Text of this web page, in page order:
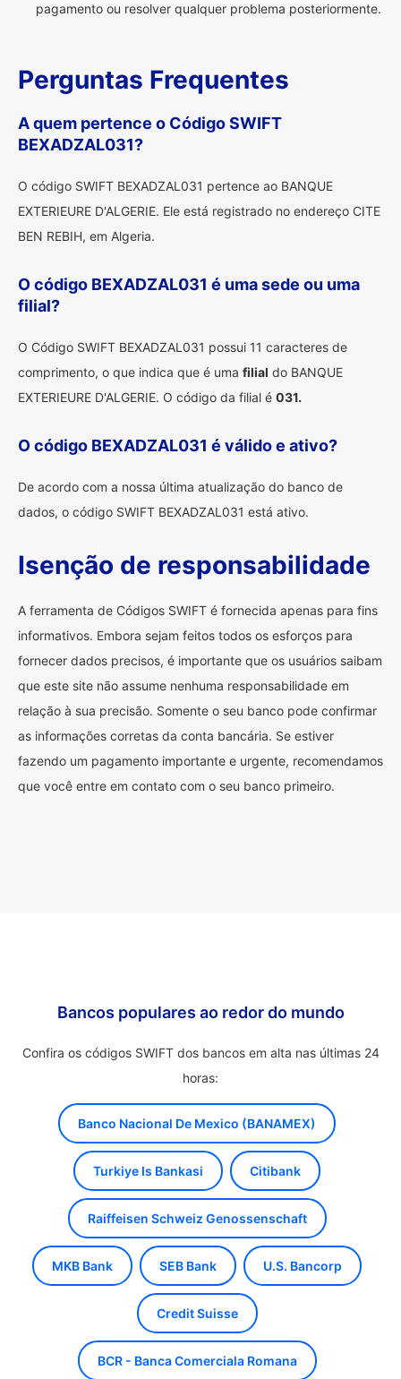
pagamento ou resolver qualquer problema posteriormente.
Perguntas Frequentes
A quem pertence o Código SWIFT
BEXADZAL031?
O código SWIFT BEXADZAL031 pertence ao BANQUE
EXTERIEURE D'ALGERIE. Ele está registrado no endereço CITE
BEN REBIH, em Algeria.
O código BEXADZAL031 é uma sede ou uma
filial?
O Código SWIFT BEXADZAL031 possui 11 caracteres de
comprimento, o que indica que é uma filial do BANQUE
EXTERIEURE D'ALGERIE. O código da filial é 031.
O código BEXADZAL031 é válido e ativo?
De acordo com a nossa última atualização do banco de
dados, o código SWIFT BEXADZAL031 está ativo.
Isenção de responsabilidade
A ferramenta de Códigos SWIFT é fornecida apenas para fins
informativos. Embora sejam feitos todos os esforços para
fornecer dados precisos, é importante que os usuários saibam
que este site não assume nenhuma responsabilidade em
relação à sua precisão. Somente o seu banco pode confirmar
as informações corretas da conta bancária. Se estiver
fazendo um pagamento importante e urgente, recomendamos
que você entre em contato com o seu banco primeiro.
Bancos populares ao redor do mundo
Confira os códigos SWIFT dos bancos em alta nas últimas 24
horas:
Banco Nacional De Mexico (BANAMEX)
Turkiye Is Bankasi Citibank
Raiffeisen Schweiz Genossenschaft
MKB Bank SEB Bank U.S. Bancorp
Credit Suisse
BCR - Banca Comerciala Romana